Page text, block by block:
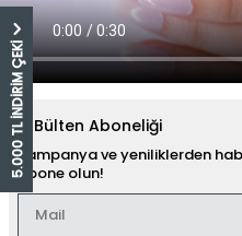
5.000 TL İNDİRİM ÇEKİE-Bülten Aboneliği
Kampanya ve yeniliklerden
abone olun!